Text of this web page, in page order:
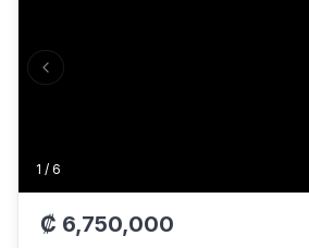
1 / 6
Previous slide
₡ 6,750,000